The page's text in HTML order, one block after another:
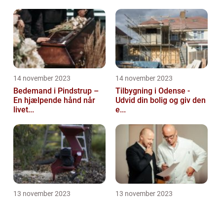
14 november 2023
Bedemand i Pindstrup –
En hjælpende hånd når
livet...
14 november 2023
Tilbygning i Odense -
Udvid din bolig og giv den
e...
13 november 2023 13 november 2023